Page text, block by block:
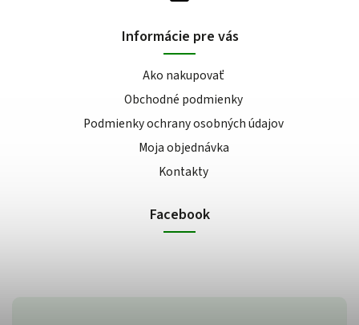
Informácie pre vás
Ako nakupovať
Obchodné podmienky
Podmienky ochrany osobných údajov
Moja objednávka
Kontakty
Facebook